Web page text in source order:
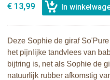
€ 13,99
Deze Sophie de giraf
het pijnlijke tandvlees van
bijtring is, net als Sophie de
natuurlijk rubber afkomstig